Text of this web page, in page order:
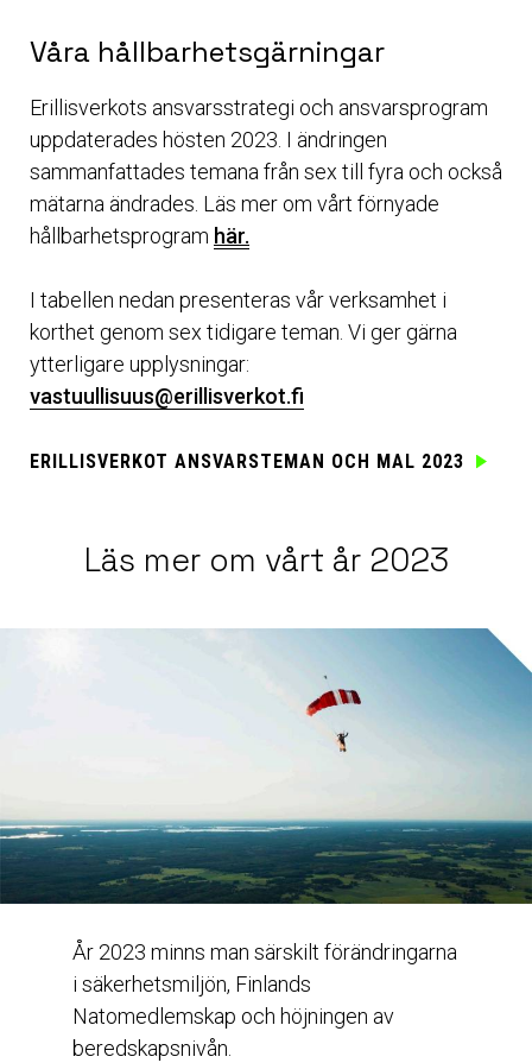
Våra hållbarhetsgärningar
Erillisverkots ansvarsstrategi och ansvarsprogram
uppdaterades hösten 2023. I ändringen
sammanfattades temana från sex till fyra och också
mätarna ändrades. Läs mer om vårt förnyade
hållbarhetsprogram här.
I tabellen nedan presenteras vår verksamhet i
korthet genom sex tidigare teman. Vi ger gärna
ytterligare upplysningar:
vastuullisuus@erillisverkot.fi
ERILLISVERKOT ANSVARSTEMAN OCH MAL 2023
Läs mer om vårt år 2023
År 2023 minns man särskilt förändringarna
i säkerhetsmiljön, Finlands
Natomedlemskap och höjningen av
beredskapsnivån.